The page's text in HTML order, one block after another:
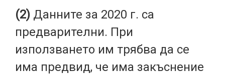
(2) Данните за 2020 г. са
предварителни. При
използването им трябва да се
има предвид, че има закъснение